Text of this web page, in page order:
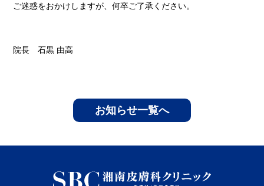
ご迷惑をおかけしますが、何卒ご了承ください。
院長 石黒 由高
お知らせ一覧へ